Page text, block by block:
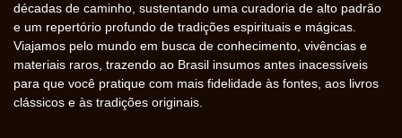
décadas de caminho, sustentando uma curadoria de alto padrão
e um repertório profundo de tradições espirituais e mágicas.
Viajamos pelo mundo em busca de conhecimento, vivências e
materiais raros, trazendo ao Brasil insumos antes inacessíveis
para que você pratique com mais fidelidade às fontes, aos livros
clássicos e às tradições originais.